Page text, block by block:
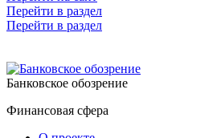
Перейти в раздел
Перейти в раздел
Банковское обозрение
Финансовая сфера